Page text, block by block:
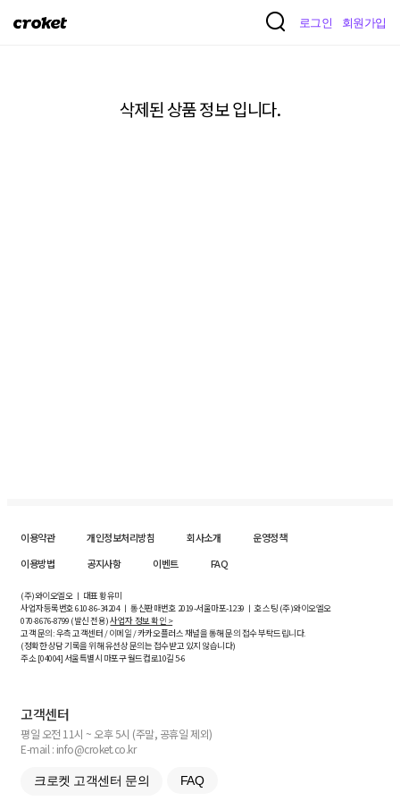
크
로그인 회원가입
삭제된 상품 정보 입니다.
이용약관 개인정보처리방침 회사소개
운영정책
이용방법
공지사항 이벤트 FAQ
(주)와이오엘오 ㅣ 대표 황유미
사업자등록번호610-86-34204ㅣ 통신판매번호 2019-서울마포-1239 ㅣ 호스팅 (주)와이오엘오
070-8676-8799 (발신 전용)사업자 정보 확인 >
고객 문의: 우측 고객센터 / 이메일 / 카카오플러스 채널을 통해 문의 접수 부탁드립니다.
(정확한 상담 기록을 위해 유선상 문의는 접수받고 있지 않습니다)
주소 [04004] 서울특별시 마포구 월드컵로10길5-6
고객센터
평일 오전 11시 ~ 오후 5시 (주말, 공휴일 제외)
E-mail : info@croket.co.kr
크로켓 고객센터 문의 FAQ